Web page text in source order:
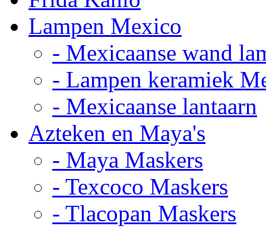
Lampen Mexico
- Mexicaanse wand
- Lampen keramiek
- Mexicaanse lantaarn
Azteken en Maya's
- Maya Maskers
- Texcoco Maskers
- Tlacopan Maskers